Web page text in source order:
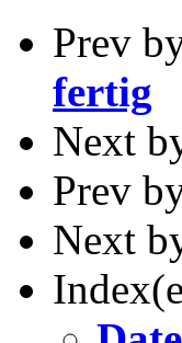
Prev
fertig
Next
Prev
Next